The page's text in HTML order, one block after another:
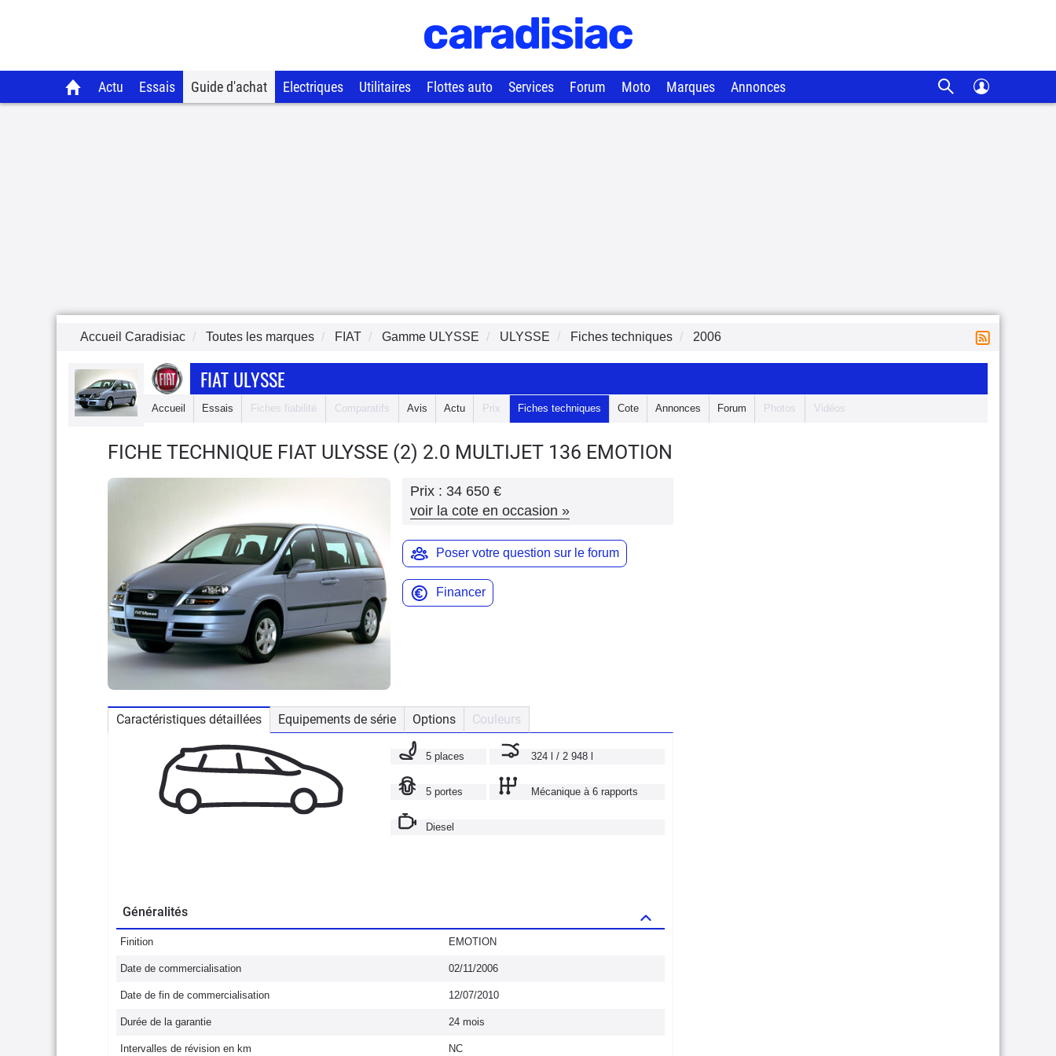
Actu Essais Guide d'achat Electriques Utilitaires Flottes auto Services Forum Moto Marques Annonces
Accueil Caradisiac Toutes les marques FIAT Gamme ULYSSE ULYSSE Fiches techniques 2006
FIAT ULYSSE
Accueil Essais Fiches fiabilité Comparatifs Avis Actu Prix Fiches techniques Cote Annonces Forum Photos Vidéos
FICHE TECHNIQUE FIAT ULYSSE (2) 2.0 MULTIJET 136 EMOTION
Prix : 34 650 €
voir la cote en occasion »
Poser votre question sur le forum
Financer
Caractéristiques détaillées Equipements de série Options Couleurs
5 places 324 l / 2 948 l
5 portes Mécanique à 6 rapports
Diesel
Généralités
Finition EMOTION
Date de commercialisation 02/11/2006
Date de fin de commercialisation 12/07/2010
Durée de la garantie 24 mois
Intervalles de révision en km NC